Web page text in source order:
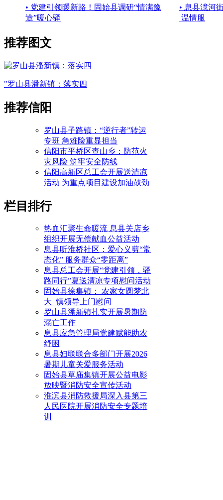
• 党建引领暖新路！固始县调研“情满豫
途”暖心驿
• 息县澺河
温情服
推荐图文
"罗山县潘新镇：落实四
推荐信阳
罗山县子路镇：“逆行者”转运
专班 急难险重显担当
信阳市平桥区查山乡：防范火
灾风险 筑牢安全防线
信阳高新区总工会开展送清凉
活动 为重点项目建设加油鼓劲
栏目排行
热血汇聚生命暖流 息县关店乡
组织开展无偿献血公益活动
息县听淮桥社区：爱心义剪“常
态化” 服务群众“零距离”
息县总工会开展“党建引领，驿
路同行”夏送清凉专项慰问活动
固始县徐集镇： 农家女圆梦北
大 镇领导上门慰问
罗山县潘新镇扎实开展暑期防
溺亡工作
息县应急管理局党建赋能助农
纾困
息县妇联联合多部门开展2026
暑期儿童关爱服务活动
固始县草庙集镇开展公益电影
放映暨消防安全宣传活动
淮滨县消防救援局深入县第三
人民医院开展消防安全专题培
训